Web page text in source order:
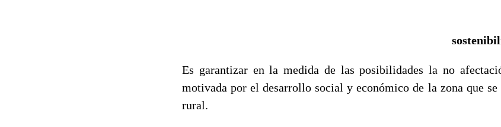
Es garantizar en la medida de las posibilidades la no
motivada por el desarrollo social y económico de la zona que se
rural.